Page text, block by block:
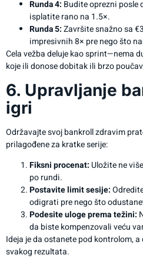
Runda 4: Budite oprezni posle
isplatite rano na 1.5×.
Runda 5:Završite snažno sa
impresivnih 8× pre nego što
Cela vežba deluje kao sprint—nema
koje ili donose dobitak ili brzo
6. Upravljanje
igri
Održavajte svoj bankroll zdravim
prilagođene za kratke serije:
Fiksni procenat: Uložite ne
po rundi.
Postavite limit sesije:
odigrati pre nego što
Podesite uloge prema težini:
da biste kompenzovali veću
Ideja je da ostanete pod kontrolom,
svakog rezultata.